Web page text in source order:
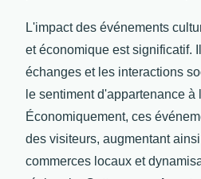
L'impact des événements
et économique est significatif.
échanges et les interactions
le sentiment d'appartenance à
Économiquement, ces
des visiteurs, augmentant
commerces locaux et